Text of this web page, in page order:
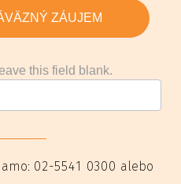
ZÁUJEM
this field blank.
02-5541 0300 alebo